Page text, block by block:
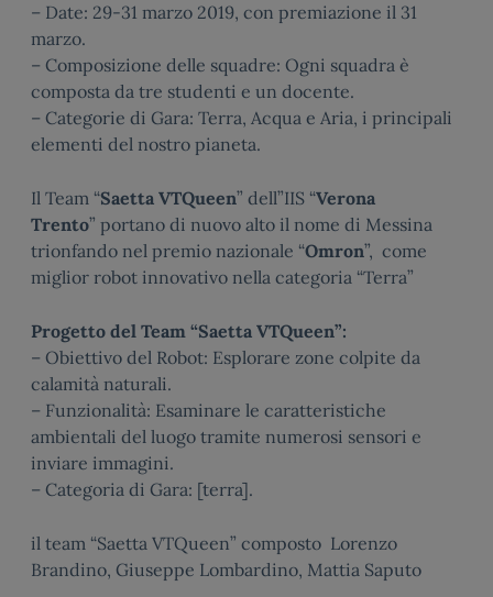
– Date: 29-31 marzo 2019, con premiazione il 31
marzo.
– Composizione delle squadre: Ogni squadra è
composta da tre studenti e un docente.
– Categorie di Gara: Terra, Acqua e Aria, i principali
elementi del nostro pianeta.
Il Team “Saetta VTQueen” dell”IIS “Verona
Trento” portano di nuovo alto il nome di Messina
trionfando nel premio nazionale “Omron”, come
miglior robot innovativo nella categoria “Terra”
Progetto del Team “Saetta VTQueen”:
– Obiettivo del Robot: Esplorare zone colpite da
calamità naturali.
– Funzionalità: Esaminare le caratteristiche
ambientali del luogo tramite numerosi sensori e
inviare immagini.
– Categoria di Gara: [terra].
il team “Saetta VTQueen” composto Lorenzo
Brandino, Giuseppe Lombardino, Mattia Saputo